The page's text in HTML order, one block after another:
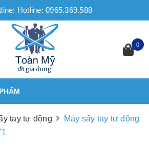
Hotline: 0965.369.588
0
tay tự động
Máy sấy tay tự động